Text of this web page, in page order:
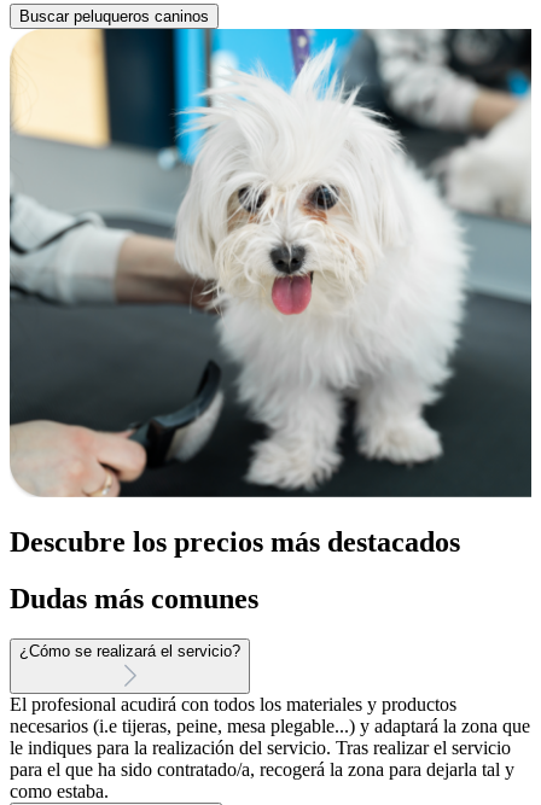
Buscar peluqueros caninos
Descubre los precios más destacados
Dudas más comunes
¿Cómo se realizará el servicio?
El profesional acudirá con todos los materiales y productos
necesarios (i.e tijeras, peine, mesa plegable...) y adaptará la zona que
le indiques para la realización del servicio. Tras realizar el servicio
para el que ha sido contratado/a, recogerá la zona para dejarla tal y
como estaba.